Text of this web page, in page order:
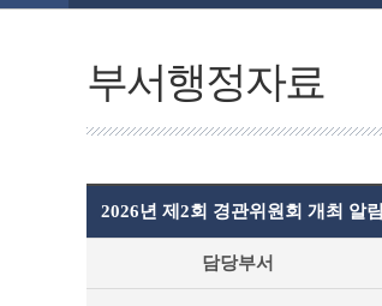
부서행정자료
2026년 제2회 경관위원회 개최 알림
담당부서